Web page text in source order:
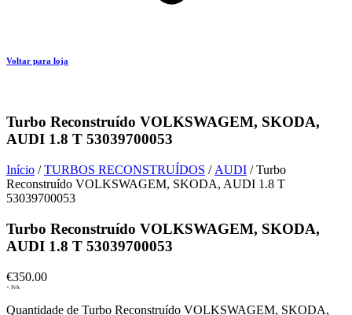
Voltar para loja
Turbo Reconstruído VOLKSWAGEM, SKODA,
AUDI 1.8 T 53039700053
Início /TURBOS RECONSTRUÍDOS / AUDI / Turbo
Reconstruído VOLKSWAGEM, SKODA, AUDI 1.8 T
53039700053
Turbo Reconstruído VOLKSWAGEM, SKODA,
AUDI 1.8 T 53039700053
€350.00
+ IVA
Quantidade de Turbo Reconstruído VOLKSWAGEM, SKODA,